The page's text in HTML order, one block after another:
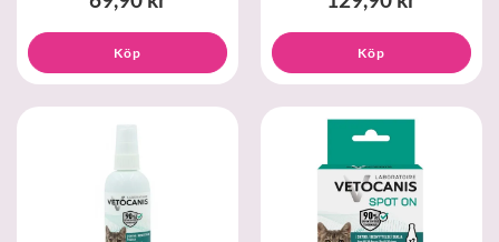
Köp Köp